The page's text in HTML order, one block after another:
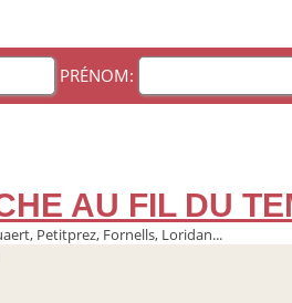
PRÉNOM:
AU FIL DU
Petitprez, Fornells, Loridan...